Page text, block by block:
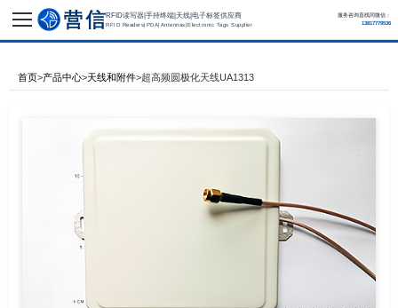
RFID读写器|手持终端|天线|电子标签供应商
RFID Readers|PDA|Antennas|Electronic Tags Supplier
服务咨询直线同微信：
13817779536
首页>产品中心>天线和附件>超高频圆极化天线UA1313